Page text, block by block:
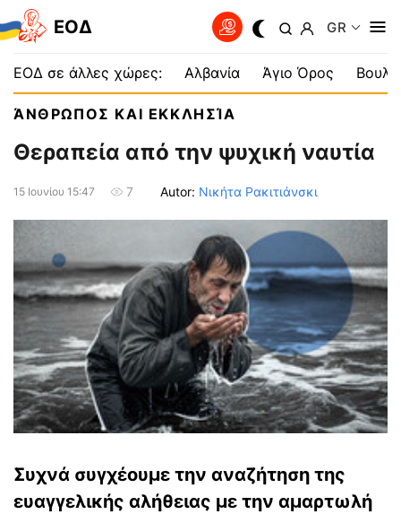
EOΔ GR
ΕΟΔ σε άλλες χώρες: Αλβανία Άγιο Όρος
ΆΝΘΡΩΠΟΣ ΚΑΙ ΕΚΚΛΗΣΊΑ
Θεραπεία από την ψυχική ναυτία
15 Ιουνίου 15:47 7 Autor: Νικήτα Ρακιτιάνσκι
Συχνά συγχέουμε την αναζήτηση της
ευαγγελικής αλήθειας με την αμαρτωλή